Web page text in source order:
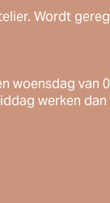
Wordt
woensdag van
werken